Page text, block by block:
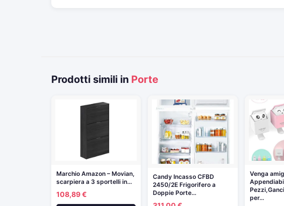
Prodotti simili in Porte
Marchio Amazon – Movian,
scarpiera a 3 sportelli in…
108,89 €
Candy Incasso CFBD
2450/2E Frigorifero a
Doppie Porte…
Venga
per…